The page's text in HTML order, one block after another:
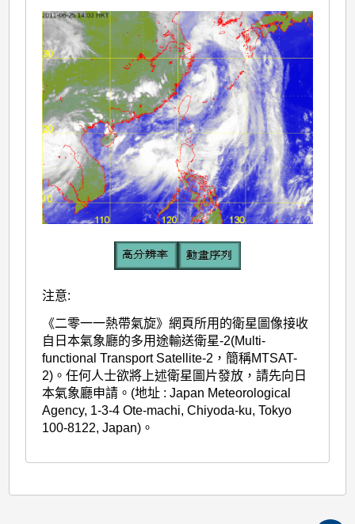
注意:
《二零一一熱帶氣旋》網頁所用的衛星圖像接收
自日本氣象廳的多用途輸送衛星-2(Multi-
functional Transport Satellite-2，簡稱MTSAT-
2)。任何人士欲將上述衛星圖片發放，請先向日
本氣象廳申請。(地址 : Japan Meteorological
Agency, 1-3-4 Ote-machi, Chiyoda-ku, Tokyo
100-8122, Japan)。